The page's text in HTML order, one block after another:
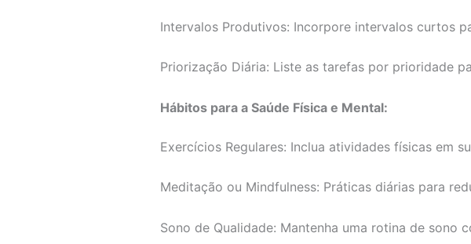
Intervalos Produtivos: Incorpore intervalos curtos
Priorização Diária: Liste as tarefas por prioridade
Hábitos para a Saúde Física e Mental:
Exercícios Regulares: Inclua atividades físicas em
Meditação ou Mindfulness: Práticas diárias para
Sono de Qualidade: Mantenha uma rotina de sono